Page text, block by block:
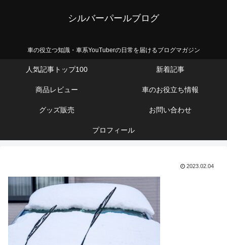
シルバーパールブログ
車の役立つ知識・車系YouTuberの日常を届けるブログマガジン
人気記事トップ100 新着記事
商品レビュー 車のお役立ち情報
グッズ販売 お問い合わせ
プロフィール
2023.02.04